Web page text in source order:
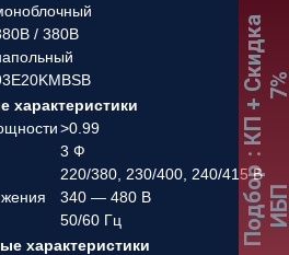
/ 380В
характеристики
>0.99
3 Ф
220/380, 230/400, 240/415 В
340 — 480 В
50/60 Гц
характеристики
Подбор
:
К
П
+
С
к
и
д
к
а
7